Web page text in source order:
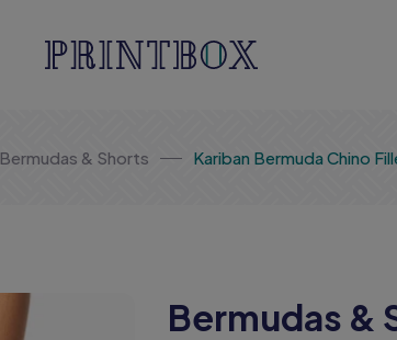
Bermudas & Shorts Kariban Bermuda Chino
Bermudas &